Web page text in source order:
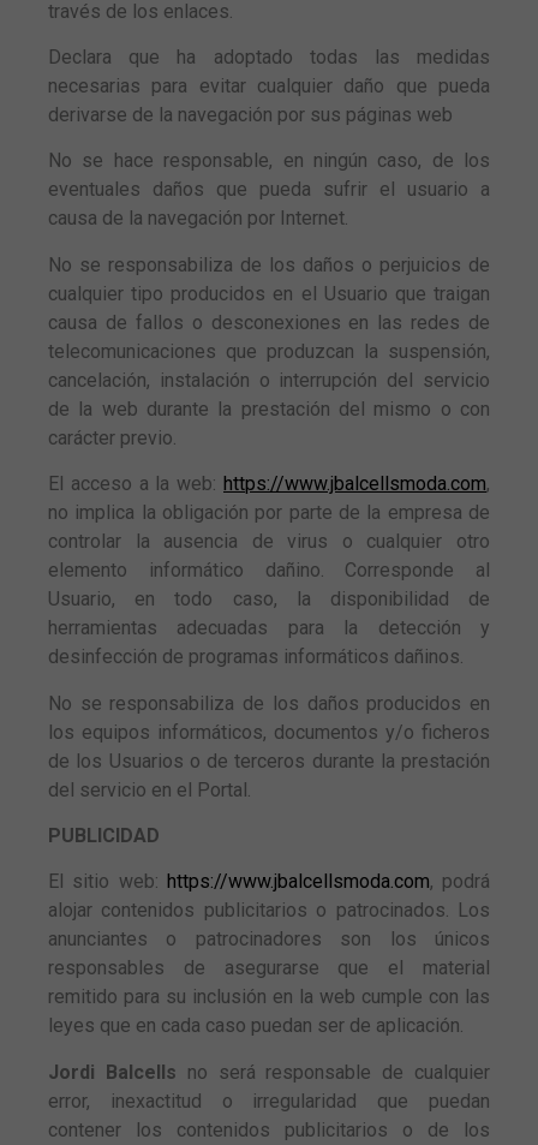
través de los enlaces.
Declara que ha adoptado todas las medidas
necesarias para evitar cualquier daño que pueda
derivarse de la navegación por sus páginas web
No se hace responsable, en ningún caso, de los
eventuales daños que pueda sufrir el usuario a
causa de la navegación por Internet.
No se responsabiliza de los daños o perjuicios de
cualquier tipo producidos en el Usuario que traigan
causa de fallos o desconexiones en las redes de
telecomunicaciones que produzcan la suspensión,
cancelación, instalación o interrupción del servicio
de la web durante la prestación del mismo o con
carácter previo.
El acceso a la web: https://www.jbalcellsmoda.com,
no implica la obligación por parte de la empresa de
controlar la ausencia de virus o cualquier otro
elemento informático dañino. Corresponde al
Usuario, en todo caso, la disponibilidad de
herramientas adecuadas para la detección y
desinfección de programas informáticos dañinos.
No se responsabiliza de los daños producidos en
los equipos informáticos, documentos y/o ficheros
de los Usuarios o de terceros durante la prestación
del servicio en el Portal.
PUBLICIDAD
El sitio web: https://www.jbalcellsmoda.com, podrá
alojar contenidos publicitarios o patrocinados. Los
anunciantes o patrocinadores son los únicos
responsables de asegurarse que el material
remitido para su inclusión en la web cumple con las
leyes que en cada caso puedan ser de aplicación.
Jordi Balcells no será responsable de cualquier
error, inexactitud o irregularidad que puedan
contener los contenidos publicitarios o de los
Necesarias
Estas
cookies no
son
opcionales.
Son
necesarias
funcione la
web.